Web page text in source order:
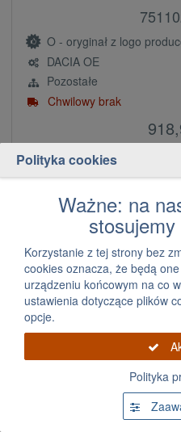
O - oryginał z logo
DACIA OE
Pozostałe
Chwilowy brak
za
Podpora tunelu fx
Polityka cookies
Ważne: na
Korzystanie z tej strony bez
cookies oznacza, że będą
urządzeniu końcowym na co
ustawienia dotyczące plików
opcje.
Polityka